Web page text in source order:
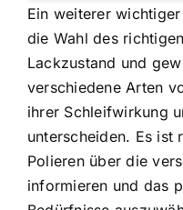
Ein weiterer
die Wahl des
Lackzustand und
verschiedene Arten
ihrer Schleifwirkung
unterscheiden. Es ist
Polieren über die
informieren und das